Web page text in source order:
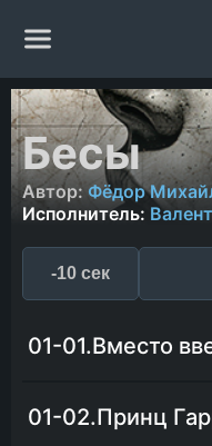
Главная
Жанры
Авторы
Бесы
Автор: Фёдор
Исполнитель:
-10 сек
01-02.Принц